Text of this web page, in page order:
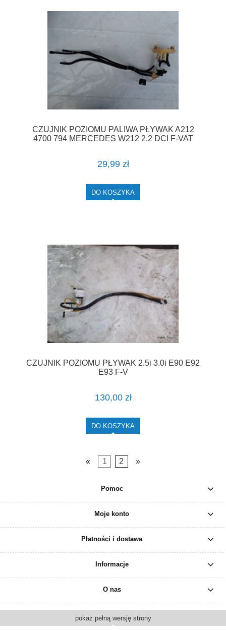
CZUJNIK POZIOMU PALIWA PŁYWAK A212
4700 794 MERCEDES W212 2.2 DCI F-VAT
29,99 zł
DO KOSZYKA
CZUJNIK POZIOMU PŁYWAK 2.5i 3.0i E90 E92
E93 F-V
130,00 zł
DO KOSZYKA
« 1 2 »
Pomoc
Moje konto
Płatności i dostawa
Informacje
O nas
pokaż pełną wersję strony